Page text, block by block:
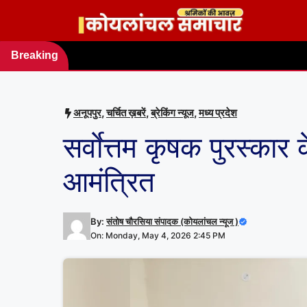
content
Breaking
अनूपपुर,चर्चित ख़बरें,ब्रेकिंग न्यूज,मध्य प्रदेश
सर्वाेत्तम कृषक
आमंत्रित
By:संतोष चौरसिया संपादक (कोयलांचल न्यूज )
On: Monday, May 4, 2026 2:45 PM